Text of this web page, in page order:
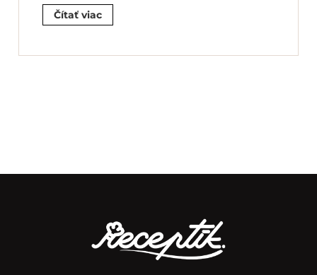
Čítať viac